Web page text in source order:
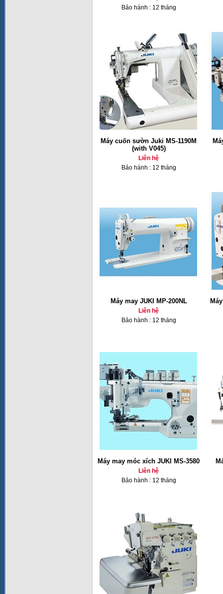
Bảo hành : 12 tháng
Máy cuốn sườn Juki MS-1190M
(with V045)
Liên hệ
Bảo hành : 12 tháng
Máy may JUKI MP-200NL
Liên hệ
Bảo hành : 12 tháng
Máy may móc xích JUKI MS-3580
Liên hệ
Bảo hành : 12 tháng